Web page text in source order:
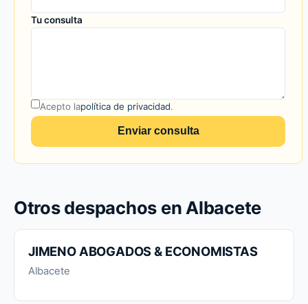
Tu consulta
Acepto lapolítica de privacidad.
Enviar consulta
Otros despachos en Albacete
JIMENO ABOGADOS & ECONOMISTAS
Albacete